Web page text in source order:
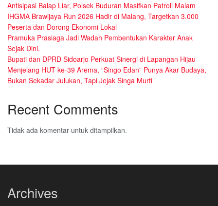
Antisipasi Balap Liar, Polsek Buduran Masifkan Patroli Malam
IHGMA Brawijaya Run 2026 Hadir di Malang, Targetkan 3.000
Peserta dan Dorong Ekonomi Lokal
Pramuka Prasiaga Jadi Wadah Pembentukan Karakter Anak
Sejak Dini.
Bupati dan DPRD Sidoarjo Perkuat Sinergi di Lapangan Hijau
Menjelang HUT ke-39 Arema, “Singo Edan” Punya Akar Budaya,
Bukan Sekadar Julukan, Tapi Jejak Singa Murti
Recent Comments
Tidak ada komentar untuk ditampilkan.
Archives